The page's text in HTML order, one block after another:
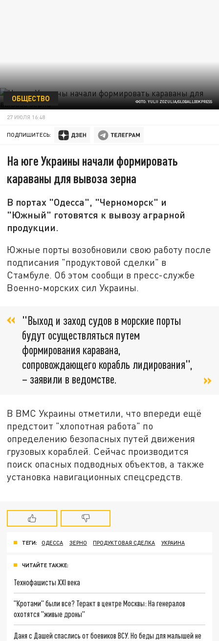
ФОТО: YULII ZOZULIA/GLOBALLOOKPRESS
ОБЩЕСТВО
27 ИЮЛЯ 16:48
ПОДПИШИТЕСЬ:
На юге Украины начали формировать
караваны для вывоза зерна
В портах "Одесса", "Черноморск" и
"Южный" готовятся к вывозу аграрной
продукции.
Южные порты возобновили свою работу после
подписания "продуктовой сделки" в
Стамбуле. Об этом сообщи в пресс-службе
Военно-морских сил Украины.
"Выход и заход судов в морские порты
будут осуществляться путем
формирования каравана,
сопровождающего корабль лидирования",
– заявили в ведомстве.
В ВМС Украины отметили, что впереди ещё
предстоит "хлопотная работа" по
определению безопасных путей движения
грузовых кораблей. Сейчас производится
поиск опасных подводных объектов, а также
установка навигационных спецсредств.
ТЕГИ: ОДЕССА ЗЕРНО ПРОДУКТОВАЯ СДЕЛКА УКРАИНА
ЧИТАЙТЕ ТАКЖЕ:
Технофашисты XXI века
"Кротами" были все? Теракт в центре Москвы: На генералов
охотятся "живые дроны"
Даня с Дашей спаслись от боевиков ВСУ. Но беды для малышей не